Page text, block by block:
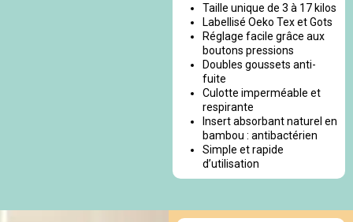
Taille unique de 3 à 17 kilos
Labellisé Oeko Tex et Gots
Réglage facile grâce aux
boutons pressions
Doubles goussets anti-
fuite
Culotte imperméable et
respirante
Insert absorbant naturel en
bambou : antibactérien
Simple et rapide
d’utilisation